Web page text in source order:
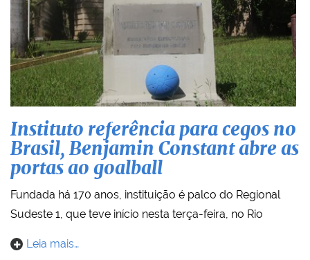
Instituto referência para cegos no
Brasil, Benjamin Constant abre as
portas ao goalball
Fundada há 170 anos, instituição é palco do Regional
Sudeste 1, que teve início nesta terça-feira, no Rio
Leia mais…